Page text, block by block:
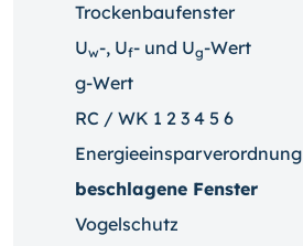
Trockenbaufenster
Uw-, Uf- und Ug-Wert
g-Wert
RC / WK 1 2 3 4 5 6
Energieeinsparverordnung
beschlagene Fenster
Vogelschutz